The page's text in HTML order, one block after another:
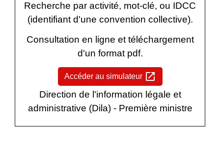
Recherche par activité, mot-clé, ou IDCC
(identifiant d'une convention collective).
Consultation en ligne et téléchargement
d'un format pdf.
Accéder au simulateur open_in_new
Direction de l'information légale et
administrative (Dila) - Première ministre